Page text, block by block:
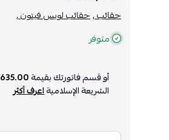
حقائب ,حقائب لويس فيتون ,
متوفر
أو قسم فاتورتك بقيمة635.00 ر.س
الشريعة الإسلاميةاعرف أكثر